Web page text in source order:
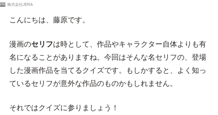
PR 株式会社JERA
こんにちは、藤原です。
漫画のセリフは時として、作品やキャラクター自体よりも有
名になることがありますね。今回はそんな名セリフの、登場
した漫画作品を当てるクイズです。もしかすると、よく知っ
ているセリフが意外な作品のものかもしれません。
それではクイズに参りましょう！